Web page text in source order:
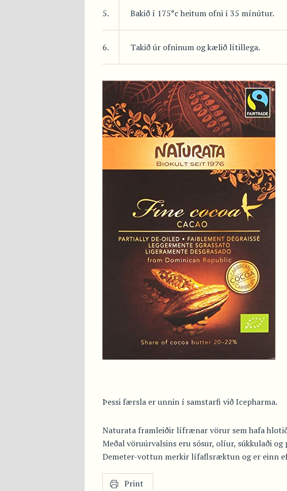
5. Bakið í 175°c heitum ofni í 35 mínútur.
6. Takið úr ofninum og kælið lítillega.
Þessi færsla er unnin í samstarfi við Icepharma.
Naturata framleiðir lífrænar vörur sem hafa
Meðal vöruúrvalsins eru sósur, olíur, súkkulaði og
Demeter-vottun merkir lífaflsræktun og er einn
Print